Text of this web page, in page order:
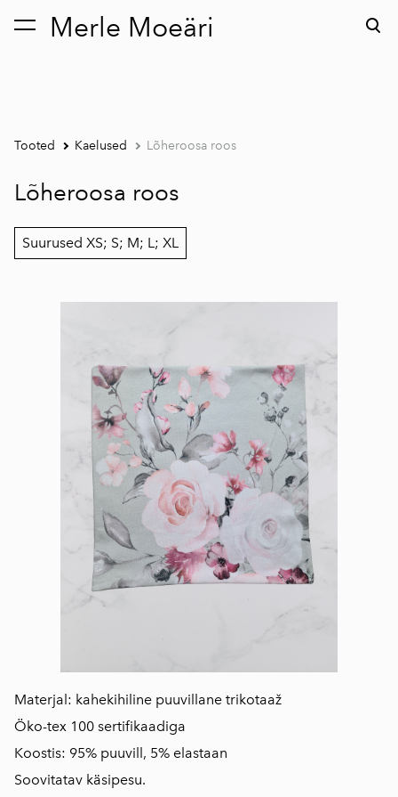
Merle Moeäri
lisati ostukorvi. Vaata ostukorvi
Tooted Kaelused Lõheroosa roos
Lõheroosa roos
Suurused XS; S; M; L; XL
Materjal: kahekihiline puuvillane trikotaaž
Öko-tex 100 sertifikaadiga
Koostis: 95% puuvill, 5% elastaan
Soovitatav käsipesu.